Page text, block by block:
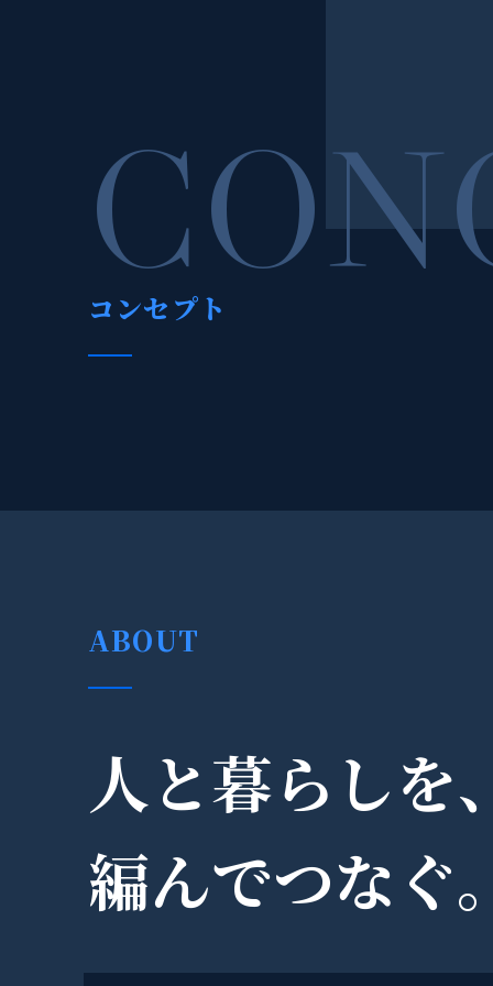
コンセプト
ABOUT
人と暮らしを
編んでつなぐ